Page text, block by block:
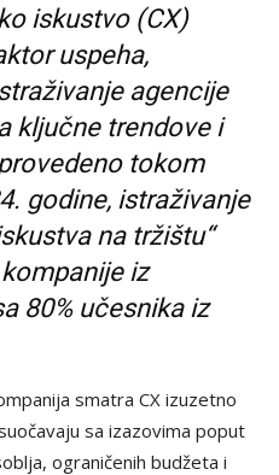
iskustvo (CX)
uspeha,
agencije
ključne trendove i
tokom
godine, istraživanje
na tržištu“
iz
80% učesnika iz
smatra CX izuzetno
sa izazovima poput
ograničenih budžeta i